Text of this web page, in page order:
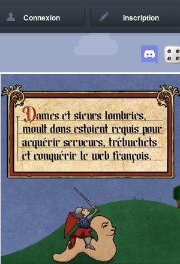
Connexion Inscription